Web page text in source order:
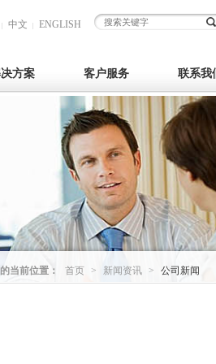
中文 ENGLISH
方案 客户服务 联系我
当前位置： 首页 > 新闻资讯 > 公司新闻